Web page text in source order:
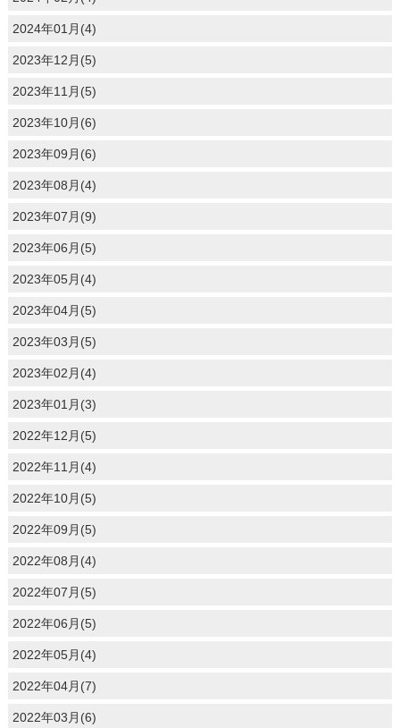
2024年01月(4)
2023年12月(5)
2023年11月(5)
2023年10月(6)
2023年09月(6)
2023年08月(4)
2023年07月(9)
2023年06月(5)
2023年05月(4)
2023年04月(5)
2023年03月(5)
2023年02月(4)
2023年01月(3)
2022年12月(5)
2022年11月(4)
2022年10月(5)
2022年09月(5)
2022年08月(4)
2022年07月(5)
2022年06月(5)
2022年05月(4)
2022年04月(7)
2022年03月(6)